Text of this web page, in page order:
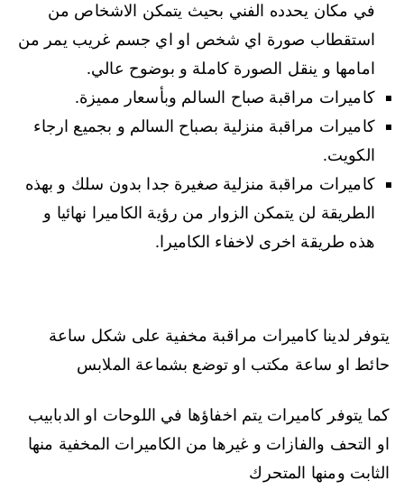
في مكان يحدده الفني بحيث يتمكن الاشخاص من
استقطاب صورة اي شخص او اي جسم غريب يمر من
امامها و ينقل الصورة كاملة و بوضوح عالي.
كاميرات مراقبة صباح السالم وبأسعار مميزة.
كاميرات مراقبة منزلية بصباح السالم و بجميع ارجاء
الكويت.
كاميرات مراقبة منزلية صغيرة جدا بدون سلك و بهذه
الطريقة لن يتمكن الزوار من رؤية الكاميرا نهائيا و
هذه طريقة اخرى لاخفاء الكاميرا.
يتوفر لدينا كاميرات مراقبة مخفية على شكل ساعة
حائط او ساعة مكتب او توضع بشماعة الملابس
كما يتوفر كاميرات يتم اخفاؤها في اللوحات او الدبابيب
او التحف والفازات و غيرها من الكاميرات المخفية منها
الثابت ومنها المتحرك